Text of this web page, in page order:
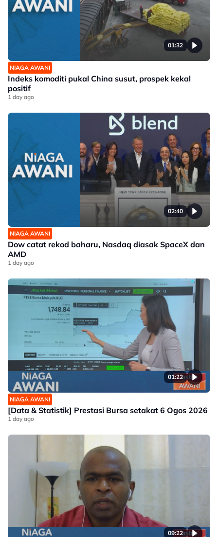
01:32
NIAGA AWANI
Indeks komoditi pukal China susut, prospek kekal
positif
1 day ago
02:40
NIAGA AWANI
Dow catat rekod baharu, Nasdaq diasak SpaceX dan
AMD
1 day ago
01:22
NIAGA AWANI
[Data & Statistik] Prestasi Bursa setakat 6 Ogos 2026
1 day ago
09:22